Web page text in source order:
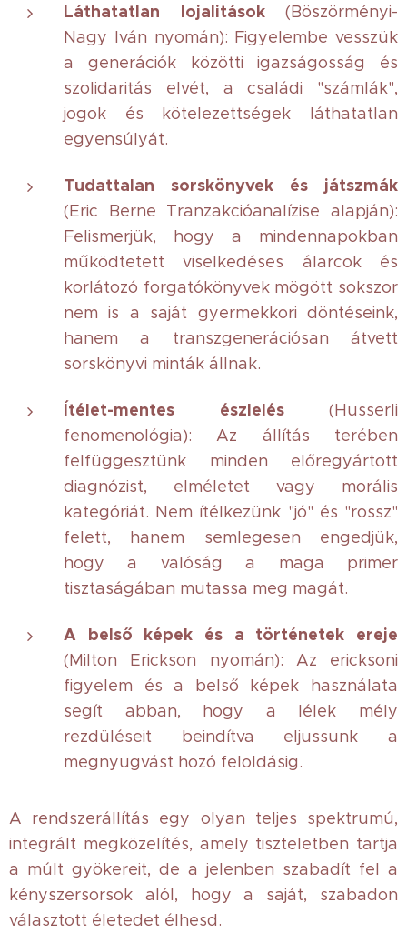
Láthatatlan lojalitások(Böszörményi-
Nagy Iván nyomán): Figyelembe vesszük
a generációk közötti igazságosság és
szolidaritás elvét, a családi "számlák",
jogok és kötelezettségek láthatatlan
egyensúlyát.
Tudattalan sorskönyvek és játszmák
(Eric Berne Tranzakcióanalízise alapján):
Felismerjük, hogy a mindennapokban
működtetett viselkedéses álarcok és
korlátozó forgatókönyvek mögött sokszor
nem is a saját gyermekkori döntéseink,
hanem a transzgenerációsan átvett
sorskönyvi minták állnak.
Ítélet-mentes észlelés(Husserli
fenomenológia): Az állítás terében
felfüggesztünk minden előregyártott
diagnózist, elméletet vagy morális
kategóriát. Nem ítélkezünk "jó" és "rossz"
felett, hanem semlegesen engedjük,
hogy a valóság a maga primer
tisztaságában mutassa meg magát.
A belső képek és a történetek ereje
(Milton Erickson nyomán): Az ericksoni
figyelem és a belső képek használata
segít abban, hogy a lélek mély
rezdüléseit beindítva eljussunk a
megnyugvást hozó feloldásig.
A rendszerállítás egy olyan teljes spektrumú,
integrált megközelítés, amely tiszteletben tartja
a múlt gyökereit, de a jelenben szabadít fel a
kényszersorsok alól, hogy a saját, szabadon
választott életedet élhesd.